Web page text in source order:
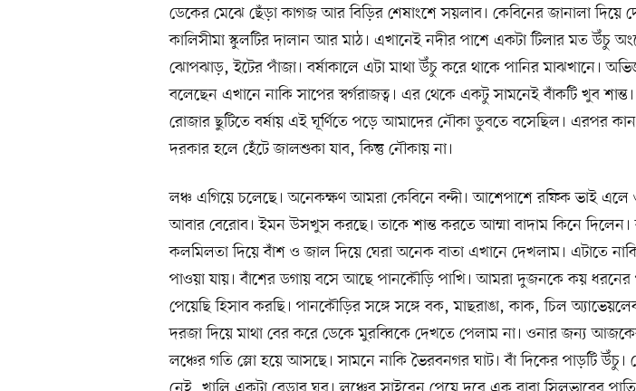
ডেকের মেঝে ছেঁড়া কাগজ আর বিড়ির শেষাংশে সয়লাব। কেবিনের জানালা দিয়ে
কালিসীমা স্কুলটির দালান আর মাঠ। এখানেই নদীর পাশে একটা টিলার মত উঁচু
ঝোপঝাড়, ইটের পাঁজা। বর্ষাকালে এটা মাথা উঁচু করে থাকে পানির মাঝখানে।
বলেছেন এখানে নাকি সাপের স্বর্গরাজত্ব। এর থেকে একটু সামনেই বাঁকটি খুব
রোজার ছুটিতে বর্ষায় এই ঘূর্ণিতে পড়ে আমাদের নৌকা ডুবতে বসেছিল। এরপর
দরকার হলে হেঁটে জালশুকা যাব, কিন্তু নৌকায় না।
লঞ্চ এগিয়ে চলেছে। অনেকক্ষণ আমরা কেবিনে বন্দী। আশেপাশে রফিক ভাই এলে
আবার বেরোব। ইমন উসখুস করছে। তাকে শান্ত করতে আম্মা বাদাম কিনে দিলেন।
কলমিলতা দিয়ে বাঁশ ও জাল দিয়ে ঘেরা অনেক বাতা এখানে দেখলাম। এটাতে
পাওয়া যায়। বাঁশের ডগায় বসে আছে পানকৌড়ি পাখি। আমরা দুজনকে কয় ধরনের
পেয়েছি হিসাব করছি। পানকৌড়ির সঙ্গে সঙ্গে বক, মাছরাঙা, কাক, চিল
দরজা দিয়ে মাথা বের করে ডেকে মুরব্বিকে দেখতে পেলাম না। ওনার জন্য আজকের
লঞ্চের গতি স্লো হয়ে আসছে। সামনে নাকি ভৈরবনগর ঘাট। বাঁ দিকের পাড়টি